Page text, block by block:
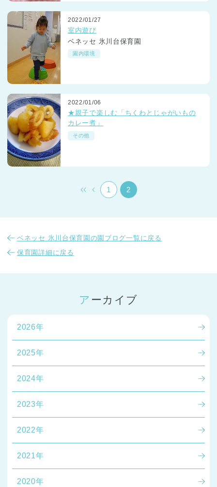
神奈川県 神奈川県 全域
千葉県
埼玉県 埼玉県 全域
2022/01/27
室内遊び
ベネッセ 氷川台保育園
園内環境
2022/01/06
★親子で楽しむ「ちくわとじゃがいもの
カレー煮」
その他
1 2
ベネッセ 氷川台保育園の園ブログ一覧に戻る
保育園詳細に戻る
アーカイブ
2026年
2025年
2024年
2023年
2022年
2021年
2020年